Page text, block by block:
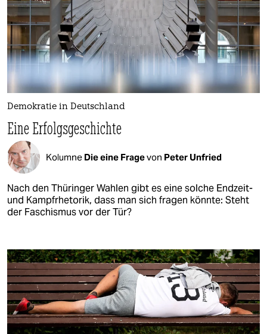
Demokratie in Deutschland
Eine Erfolgsgeschichte
Kolumne Die eine Fragevon Peter Unfried
Nach den Thüringer Wahlen gibt es eine solche Endzeit-
und Kampfrhetorik, dass man sich fragen könnte: Steht
der Faschismus vor der Tür?